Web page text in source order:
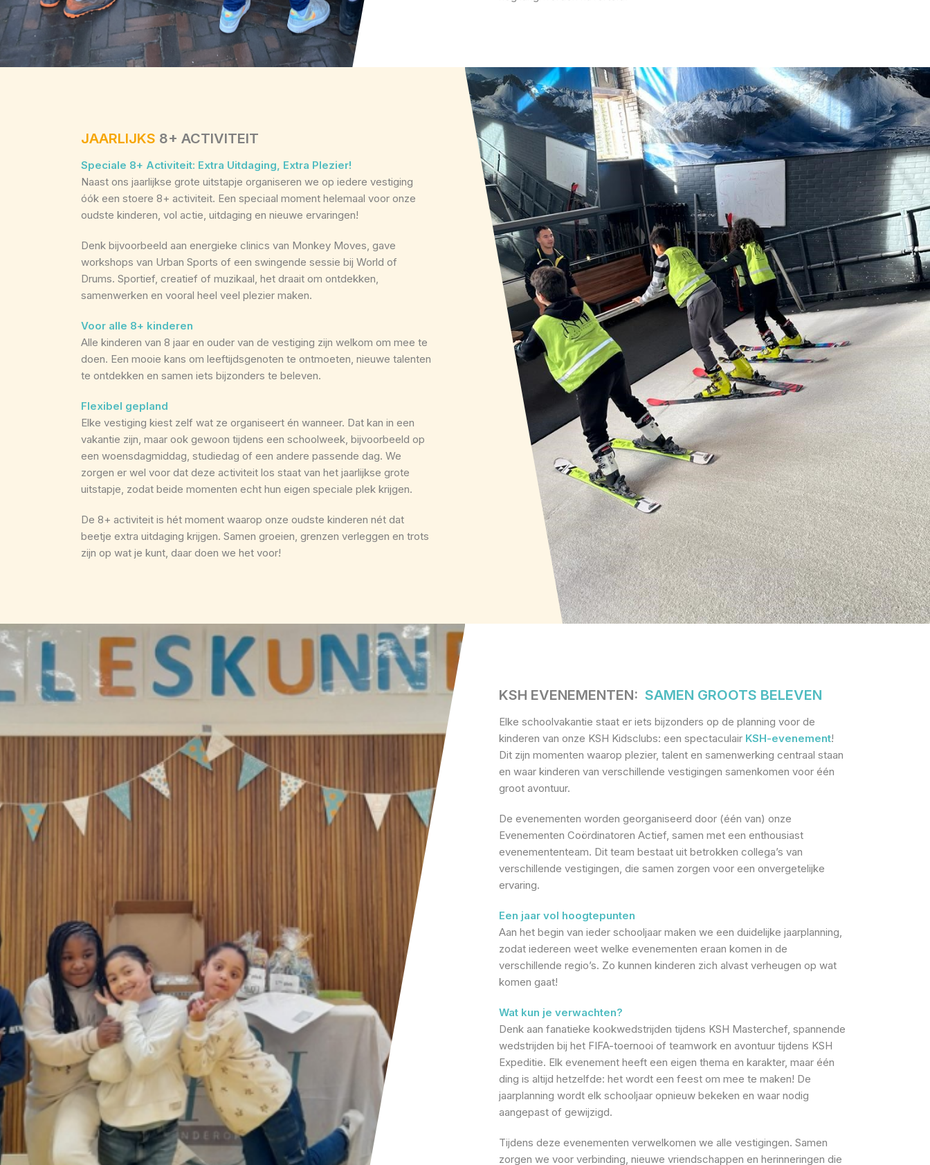
JAARLIJKS 8+ ACTIVITEIT
Speciale 8+ Activiteit: Extra Uitdaging, Extra Plezier!
Naast ons jaarlijkse grote uitstapje organiseren we op iedere vestiging
óók een stoere 8+ activiteit. Een speciaal moment helemaal voor onze
oudste kinderen, vol actie, uitdaging en nieuwe ervaringen!
Denk bijvoorbeeld aan energieke clinics van Monkey Moves, gave
workshops van Urban Sports of een swingende sessie bij World of
Drums. Sportief, creatief of muzikaal, het draait om ontdekken,
samenwerken en vooral heel veel plezier maken.
Voor alle 8+ kinderen
Alle kinderen van 8 jaar en ouder van de vestiging zijn welkom om mee te
doen. Een mooie kans om leeftijdsgenoten te ontmoeten, nieuwe talenten
te ontdekken en samen iets bijzonders te beleven.
Flexibel gepland
Elke vestiging kiest zelf wat ze organiseert én wanneer. Dat kan in een
vakantie zijn, maar ook gewoon tijdens een schoolweek, bijvoorbeeld op
een woensdagmiddag, studiedag of een andere passende dag. We
zorgen er wel voor dat deze activiteit los staat van het jaarlijkse grote
uitstapje, zodat beide momenten echt hun eigen speciale plek krijgen.
De 8+ activiteit is hét moment waarop onze oudste kinderen nét dat
beetje extra uitdaging krijgen. Samen groeien, grenzen verleggen en trots
zijn op wat je kunt, daar doen we het voor!
KSH EVENEMENTEN: SAMEN GROOTS BELEVEN
Elke schoolvakantie staat er iets bijzonders op de planning voor de
kinderen van onze KSH Kidsclubs: een spectaculair KSH-evenement!
Dit zijn momenten waarop plezier, talent en samenwerking centraal staan
en waar kinderen van verschillende vestigingen samenkomen voor één
groot avontuur.
De evenementen worden georganiseerd door (één van) onze
Evenementen Coördinatoren Actief, samen met een enthousiast
evenemententeam. Dit team bestaat uit betrokken collega’s van
verschillende vestigingen, die samen zorgen voor een onvergetelijke
ervaring.
Een jaar vol hoogtepunten
Aan het begin van ieder schooljaar maken we een duidelijke jaarplanning,
zodat iedereen weet welke evenementen eraan komen in de
verschillende regio’s. Zo kunnen kinderen zich alvast verheugen op wat
komen gaat!
Wat kun je verwachten?
Denk aan fanatieke kookwedstrijden tijdens KSH Masterchef, spannende
wedstrijden bij het FIFA-toernooi of teamwork en avontuur tijdens KSH
Expeditie. Elk evenement heeft een eigen thema en karakter, maar één
ding is altijd hetzelfde: het wordt een feest om mee te maken! De
jaarplanning wordt elk schooljaar opnieuw bekeken en waar nodig
aangepast of gewijzigd.
Tijdens deze evenementen verwelkomen we alle vestigingen. Samen
zorgen we voor verbinding, nieuwe vriendschappen en herinneringen die